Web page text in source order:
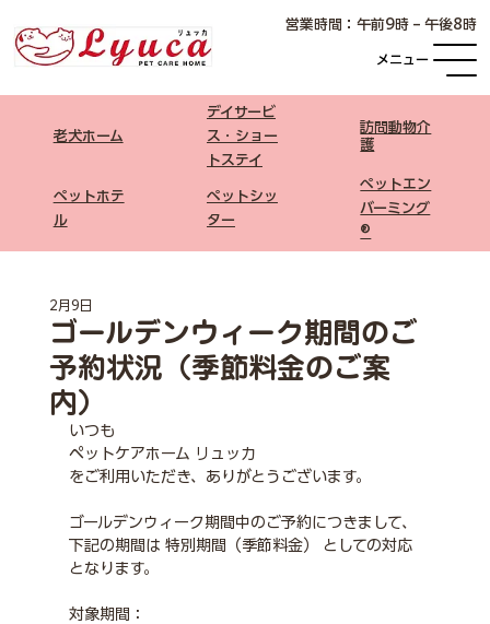
​営業時間：午前9時 – 午後8時
メニュー
老犬ホーム
デイサービ
ス・ショー
トステイ
​訪問動物介
護
ペットホテ
ル
​ペットシッ
ター
ペットエン
バーミング
®
ゴールデンウィーク期間のご
予約状況（季節料金のご案
内）
2月9日
いつも
ペットケアホーム リュッカ
をご利用いただき、ありがとうございます。
ゴールデンウィーク期間中のご予約につきまして、
下記の期間は 特別期間（季節料金） としての対応
となります。
対象期間：